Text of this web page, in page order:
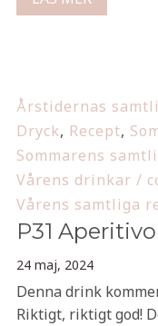
Årstidernas
Dryck, Recept,
Sommarens
Vårens drinkar /
Vårens samtliga
P31
24 maj, 2024
Denna drink
Riktigt, riktigt god!